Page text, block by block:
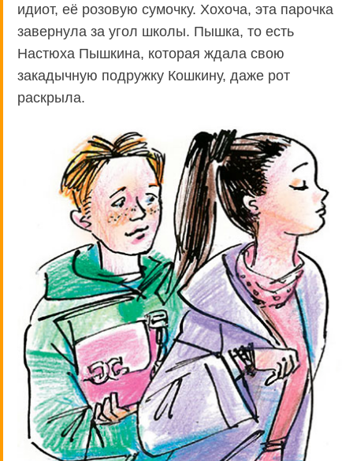
идиот, её розовую сумочку. Хохоча, эта парочка
завернула за угол школы. Пышка, то есть
Настюха Пышкина, которая ждала свою
закадычную подружку Кошкину, даже рот
раскрыла.